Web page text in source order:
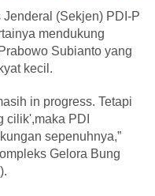
Jenderal (Sekjen) PDI-P
mendukung
Subianto yang
kecil.
in progress. Tetapi
cilik',maka PDI
sepenuhnya,”
Gelora Bung